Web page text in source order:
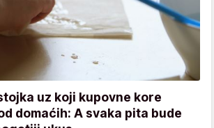
uz koji kupovne kore
domaćih: A svaka pita bude